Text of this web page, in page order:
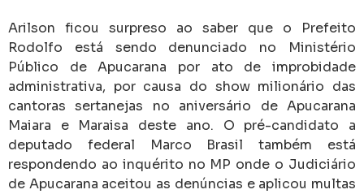
Arilson ficou surpreso ao saber que o Prefeito
Rodolfo está sendo denunciado no Ministério
Público de Apucarana por ato de improbidade
administrativa, por causa do show milionário das
cantoras sertanejas no aniversário de Apucarana
Maiara e Maraisa deste ano. O pré-candidato a
deputado federal Marco Brasil também está
respondendo ao inquérito no MP onde o Judiciário
de Apucarana aceitou as denúncias e aplicou multas